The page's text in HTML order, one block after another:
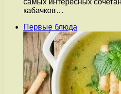
кабачков…
Первые блюда